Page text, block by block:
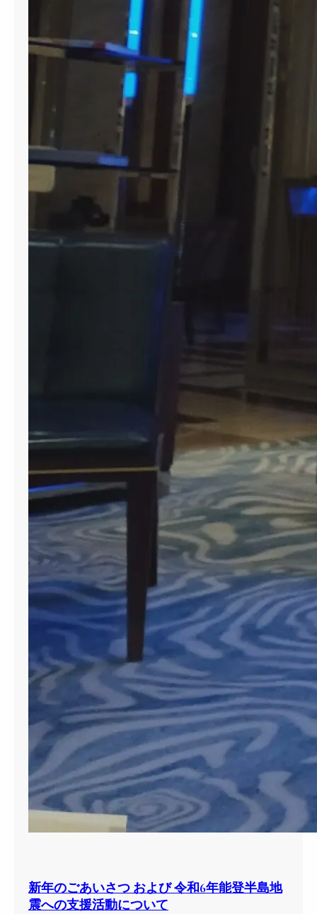
新年のごあいさつ および 令和6年能登半島地
震への支援活動について